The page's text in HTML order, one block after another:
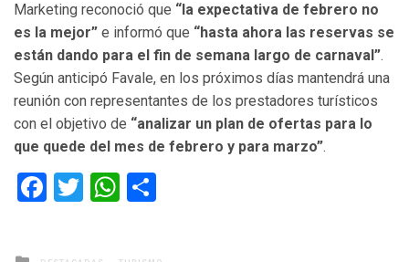
Marketing reconoció que “la expectativa de febrero no
es la mejor” e informó que “hasta ahora las reservas se
están dando para el fin de semana largo de carnaval”.
Según anticipó Favale, en los próximos días mantendrá una
reunión con representantes de los prestadores turísticos
con el objetivo de “analizar un plan de ofertas para lo
que quede del mes de febrero y para marzo”.
Facebook
TwitterWhatsApp